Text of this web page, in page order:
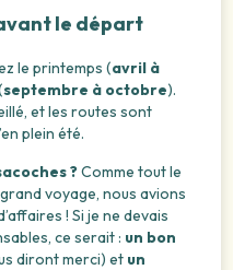
le départ
le printemps (avril à
septembre à octobre).
et les routes sont
plein été.
?Comme tout le
voyage, nous avions
! Si je ne devais
ce serait : un bon
diront merci) et un